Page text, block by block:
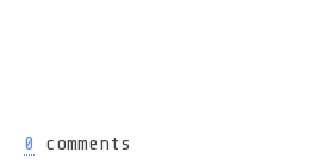
0 comments